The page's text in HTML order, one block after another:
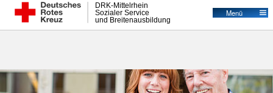
und Breitenausbildung
Sozialer Service
DRK-Mittelrhein
Menü